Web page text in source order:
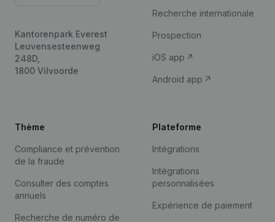
Kantorenpark Everest
Leuvensesteenweg
248D,
1800 Vilvoorde
Recherche internationale
Prospection
iOS app
Android app
Thème
Compliance et prévention
de la fraude
Consulter des comptes
annuels
Recherche de numéro de
Plateforme
Intégrations
Intégrations
personnalisées
Expérience de paiement